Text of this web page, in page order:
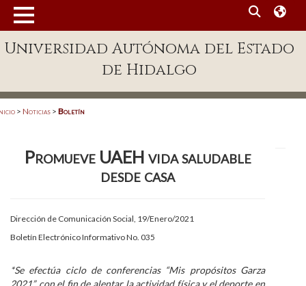
Enlaces
Patronato
Publicaciones en línea
Acreditación Internacional
Alumnado
Universidad Autónoma del Estado
de Hidalgo
> Noticias > Boletín
Promueve UAEH vida saludable
desde casa
Dirección de Comunicación Social, 19/Enero/2021
Boletín Electrónico Informativo No. 035
*Se efectúa ciclo de conferencias “Mis propósitos Garza
2021”, con el fin de alentar la actividad física y el deporte en